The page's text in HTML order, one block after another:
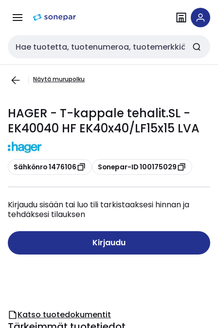
navigointiinsisältöön
Haku
Näytä murupolku
HAGER - T-kappale tehalit.SL -
EK40040 HF EK40x40/LF15x15 LVA
Kopioi
Sähkönro 1476106 Kopioi
Sonepar-ID 100175029
Kirjaudu sisään tai luo tili tarkistaaksesi hinnan ja
tehdäksesi tilauksen
Kirjaudu
Katso tuotedokumentit